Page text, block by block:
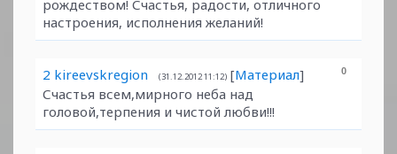
рождеством! Счастья, радости, отличного
настроения, исполнения желаний!
0
2 kireevskregion (31.12.2012 11:12) [Материал]
Счастья всем,мирного неба над
головой,терпения и чистой любви!!!